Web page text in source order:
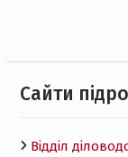
Cайти
Відділ